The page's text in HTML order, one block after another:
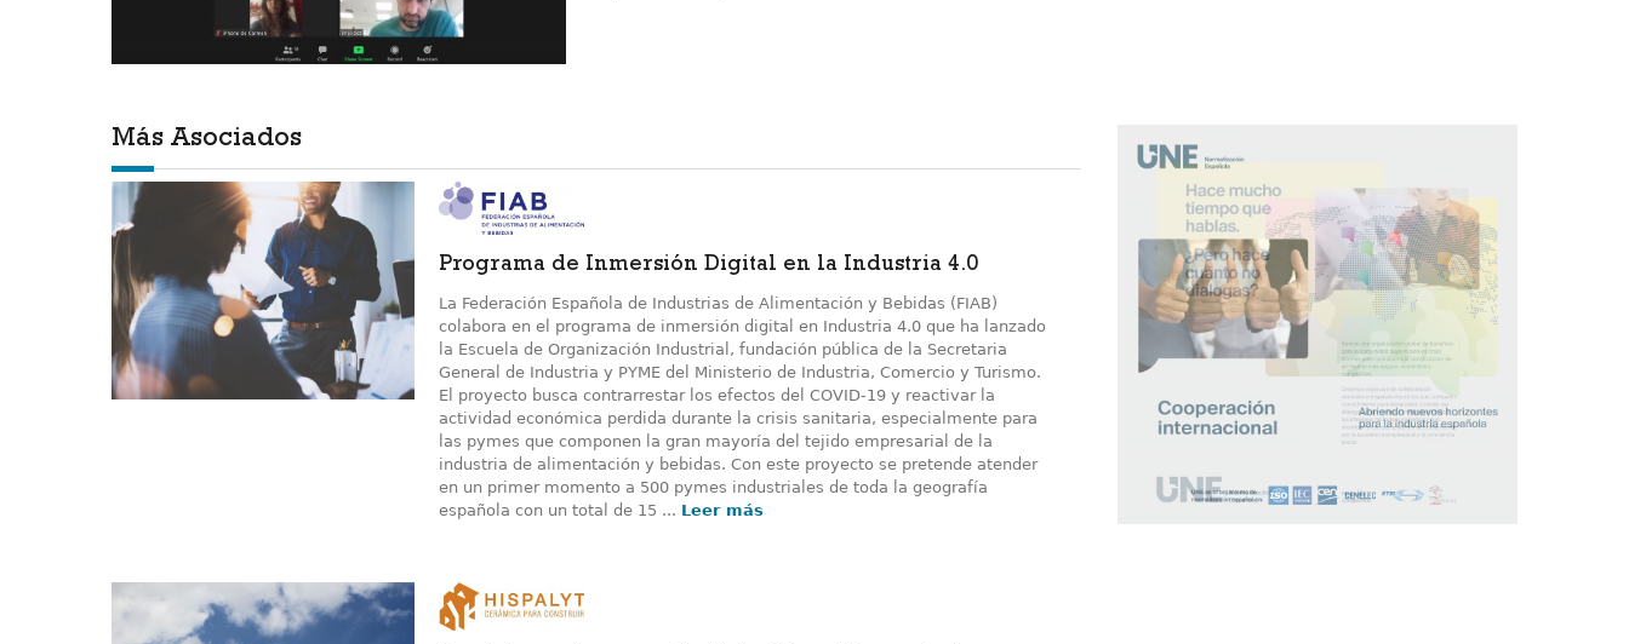
Más Asociados
Programa de Inmersión Digital en la Industria 4.0
La Federación Española de Industrias de Alimentación y Bebidas (FIAB)
colabora en el programa de inmersión digital en Industria 4.0 que ha lanzado
la Escuela de Organización Industrial, fundación pública de la Secretaria
General de Industria y PYME del Ministerio de Industria, Comercio y Turismo.
El proyecto busca contrarrestar los efectos del COVID-19 y reactivar la
actividad económica perdida durante la crisis sanitaria, especialmente para
las pymes que componen la gran mayoría del tejido empresarial de la
industria de alimentación y bebidas. Con este proyecto se pretende atender
en un primer momento a 500 pymes industriales de toda la geografía
española con un total de 15 ... Leer más